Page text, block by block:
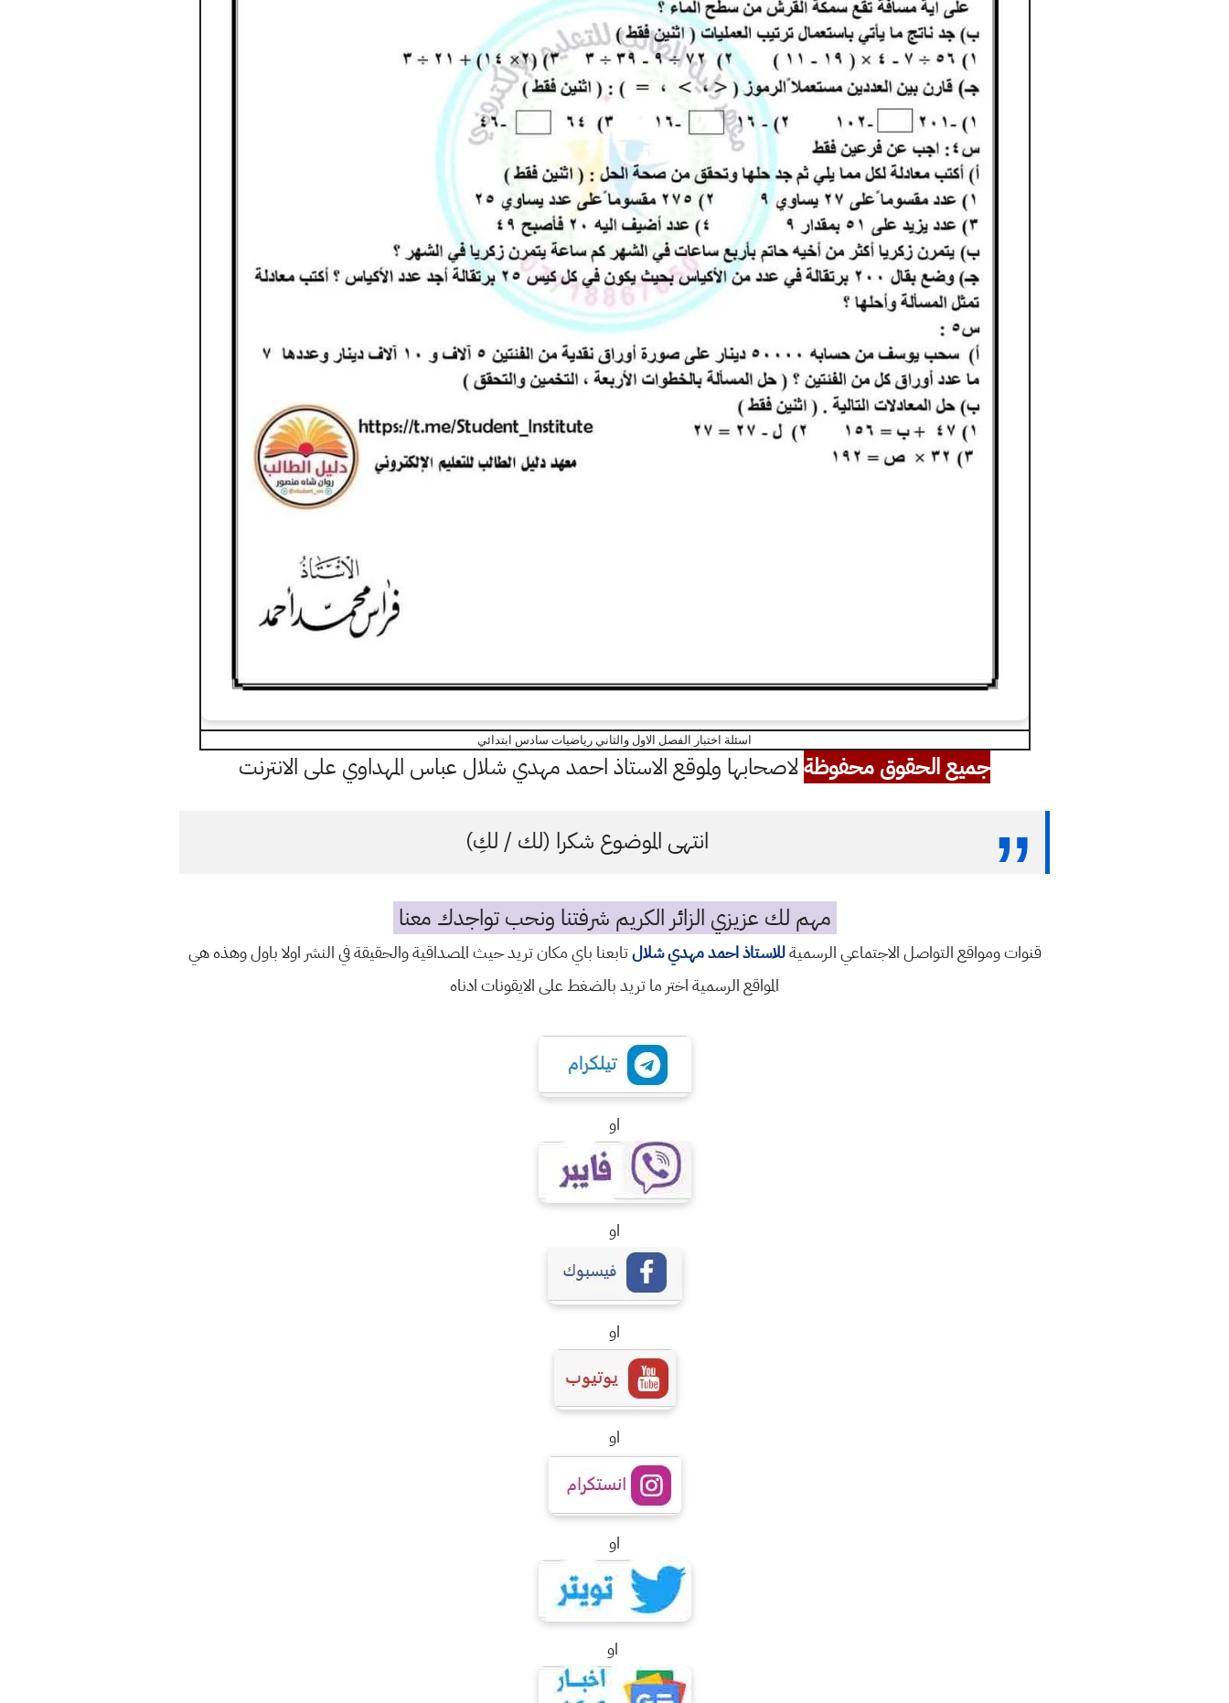
اسئلة اختبار الفصل الاول والثاني رياضيات سادس ابتدائي
جميع الحقوق محفوظةلاصحابها ولموقع الاستاذ احمد مهدي شلال عباس المهداوي على الانترنت
انتهى الموضوع شكرا (لك / لكِ)
مهم لك عزيزي الزائر الكريم شرفتنا ونحب تواجدك معنا
قنوات ومواقع التواصل الاجتماعي الرسميةللاستاذ احمد مهدي شلالتابعنا باي مكان تريد حيث المصداقية والحقيقة في النشر اولا باول وهذه هي
المواقع الرسمية اختر ما تريد بالضغط على الايقونات ادناه
او
او
او
او
او
او